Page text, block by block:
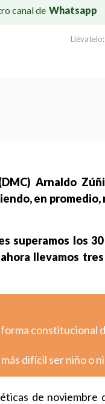
canal de Whatsapp
Llévatelo:
Arnaldo
en promedio,
superamos los
ahora llevamos
constitucional
difícil ser niño o
de noviembre